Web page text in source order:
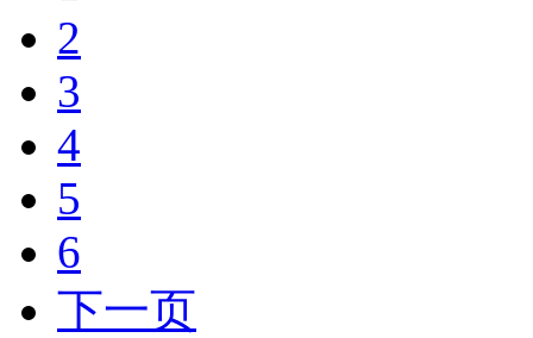
2
3
4
5
6
下一页